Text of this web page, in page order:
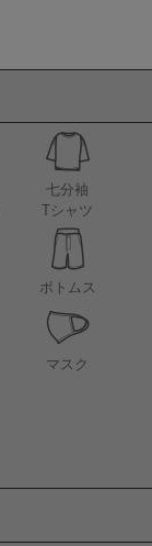
七分袖
Tシャツ
ボトムス
マスク